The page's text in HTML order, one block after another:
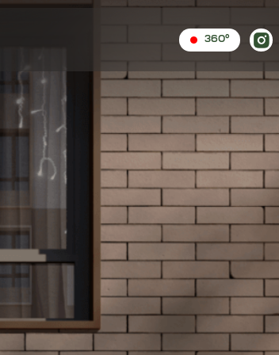
+ 7 707 767 67 77
c 9:00 до 20:00